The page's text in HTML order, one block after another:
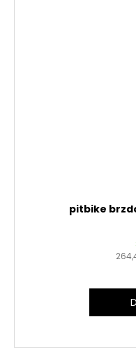
pitbike